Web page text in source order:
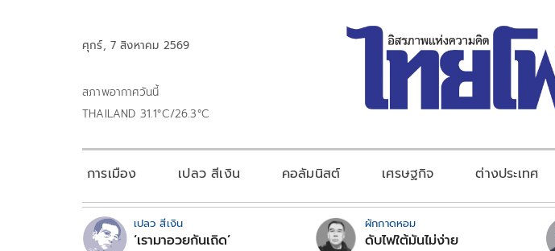
ศุกร์, 7 สิงหาคม 2569
สภาพอากาศวันนี้
THAILAND 31.1°C/26.3°C
การเมือง เปลว สีเงิน คอลัมนิสต์ เศรษฐกิจ ต่างประเทศ
เปลว สีเงิน
‘เรามาอวยกันเถิด’
ผักกาดหอม
ดับไฟใต้มันไม่ง่าย